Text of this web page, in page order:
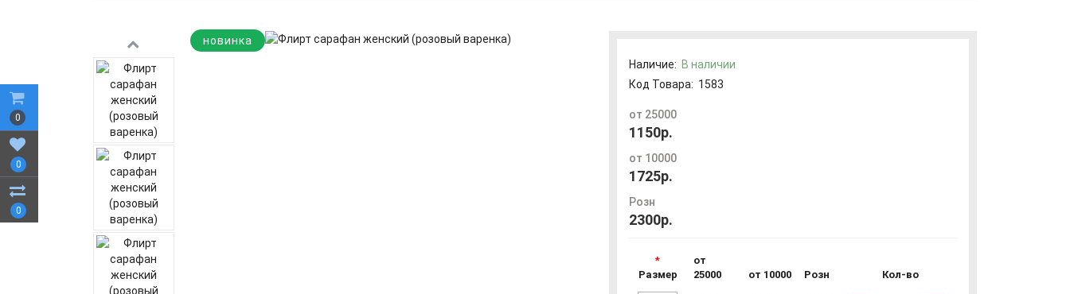
0
0
0
новинка
Наличие: В наличии
Код Товара: 1583
от 25000
1150р.
от 10000
1725р.
Розн
2300р.
Размер
от
25000
от 10000 Розн Кол-во